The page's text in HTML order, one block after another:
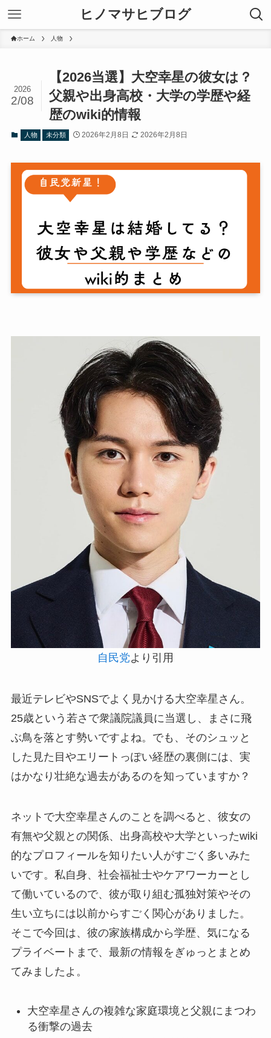
ヒノマサヒブログ
ホーム 人物
【2026当選】大空幸星の彼女は？
父親や出身高校・大学の学歴や経
歴のwiki的情報
2026
2/08
人物 未分類 2026年2月8日 2026年2月8日
自民党より引用
最近テレビやSNSでよく見かける大空幸星さん。
25歳という若さで衆議院議員に当選し、まさに飛
ぶ鳥を落とす勢いですよね。でも、そのシュッと
した見た目やエリートっぽい経歴の裏側には、実
はかなり壮絶な過去があるのを知っていますか？
ネットで大空幸星さんのことを調べると、彼女の
有無や父親との関係、出身高校や大学といったwiki
的なプロフィールを知りたい人がすごく多いみた
いです。私自身、社会福祉士やケアワーカーとし
て働いているので、彼が取り組む孤独対策やその
生い立ちには以前からすごく関心がありました。
そこで今回は、彼の家族構成から学歴、気になる
プライベートまで、最新の情報をぎゅっとまとめ
てみましたよ。
大空幸星さんの複雑な家庭環境と父親にまつわ
る衝撃の過去